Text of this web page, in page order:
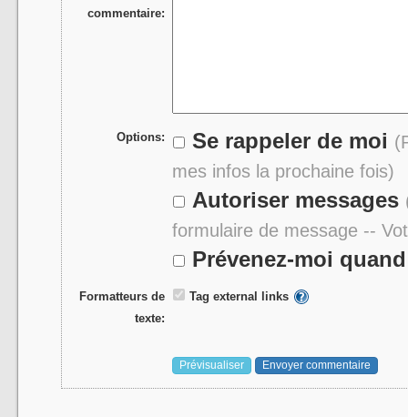
commentaire:
Options: Se rappeler de moi
mes infos la prochaine fois)
Autoriser messages
formulaire de message --
Prévenez-moi
Formatteurs de
texte:
Tag external links